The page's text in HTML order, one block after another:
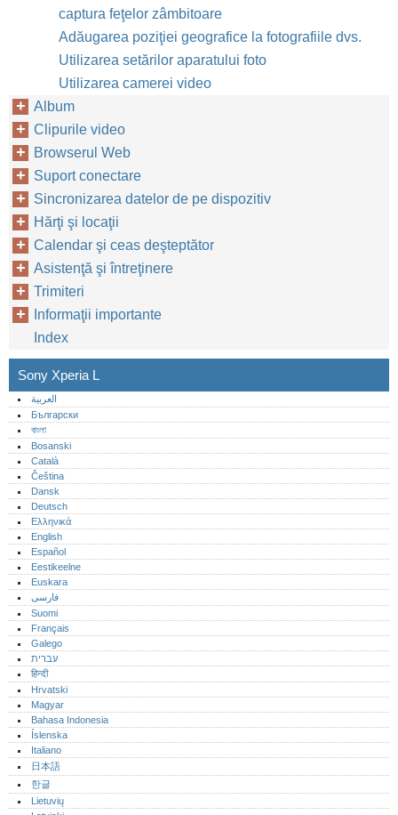
captura feţelor zâmbitoare
Adăugarea poziţiei geografice la fotografiile dvs.
Utilizarea setărilor aparatului foto
Utilizarea camerei video
Album
Clipurile video
Browserul Web
Suport conectare
Sincronizarea datelor de pe dispozitiv
Hărţi şi locaţii
Calendar şi ceas deşteptător
Asistenţă şi întreţinere
Trimiteri
Informaţii importante
Index
Sony Xperia L
العربية
Български
বাংলা
Bosanski
Català
Čeština
Dansk
Deutsch
Ελληνικά
English
Español
Eestikeelne
Euskara
فارسی
Suomi
Français
Galego
עברית
हिन्दी
Hrvatski
Magyar
Bahasa Indonesia
Íslenska
Italiano
日本語
한글
Lietuvių